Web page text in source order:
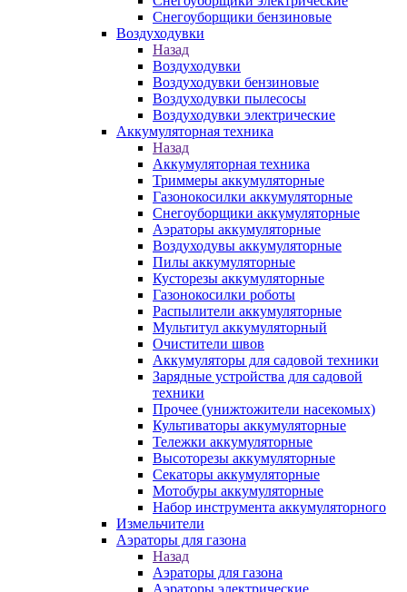
Снегоуборщики бензиновые
Воздуходувки
Назад
Воздуходувки
Воздуходувки бензиновые
Воздуходувки пылесосы
Воздуходувки электрические
Аккумуляторная техника
Назад
Аккумуляторная техника
Триммеры аккумуляторные
Газонокосилки аккумуляторные
Снегоуборщики аккумуляторные
Аэраторы аккумуляторные
Воздуходувы аккумуляторные
Пилы аккумуляторные
Кусторезы аккумуляторные
Газонокосилки роботы
Распылители аккумуляторные
Мультитул аккумуляторный
Очистители швов
Аккумуляторы для садовой техники
Зарядные устройства для садовой
техники
Прочее (унижтожители насекомых)
Культиваторы аккумуляторные
Тележки аккумуляторные
Высоторезы аккумуляторные
Секаторы аккумуляторные
Мотобуры аккумуляторные
Набор инструмента аккумуляторного
Измельчители
Аэраторы для газона
Назад
Аэраторы для газона
Аэраторы электрические